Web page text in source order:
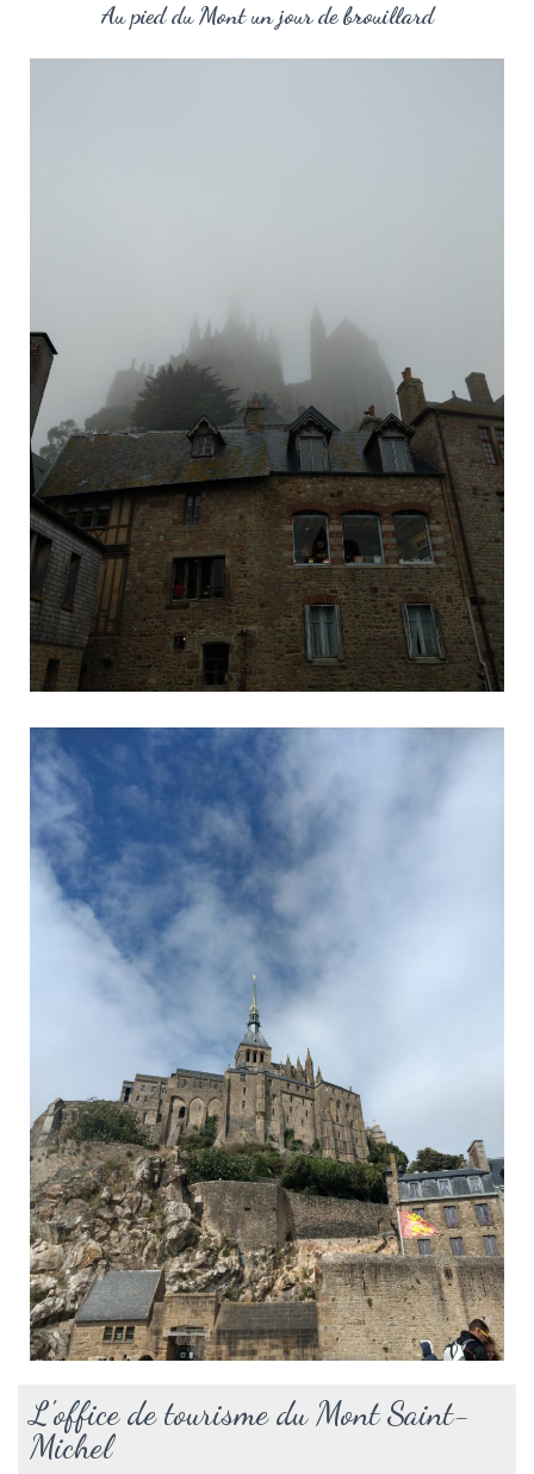
Au pied du Mont un jour de brouillard
L'office de tourisme du Mont Saint-
Michel